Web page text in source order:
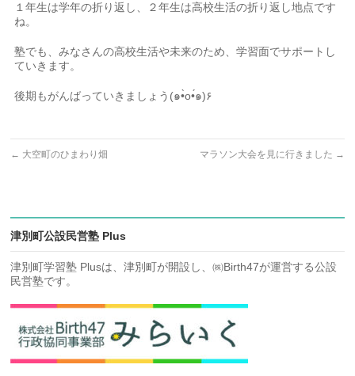
１年生は学年の折り返し、２年生は高校生活の折り返し地点です
ね。
塾でも、みなさんの高校生活や未来のため、学習面でサポートし
ていきます。
後期もがんばっていきましょう(๑•̀o•́๑)۶
← 大空町のひまわり畑 マラソン大会を見に行きました →
津別町公設民営塾 Plus
津別町学習塾 Plusは、津別町が開設し、㈱Birth47が運営する公設
民営塾です。